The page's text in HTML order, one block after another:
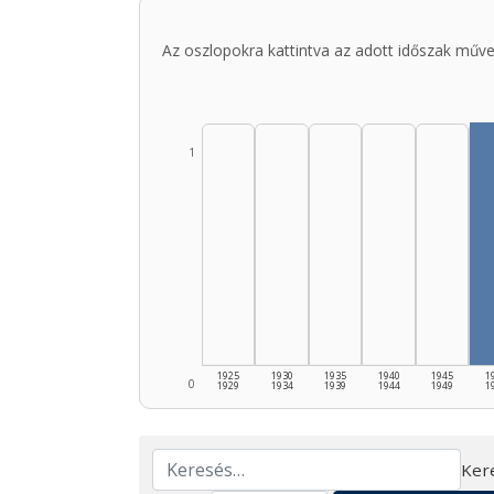
Az oszlopokra kattintva az adott időszak
0
1
1925
1929
1930
1934
1935
1939
1940
1944
1945
1949